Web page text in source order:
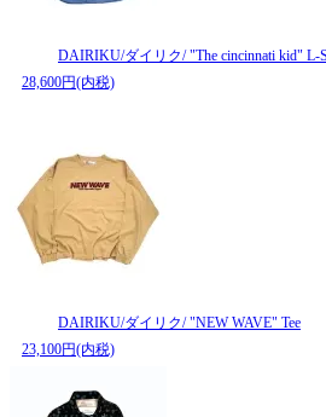
DAIRIKU/ダイリク/ "The cincinnati kid" L-
28,600円(内税)
DAIRIKU/ダイリク/ "NEW WAVE" Tee
23,100円(内税)